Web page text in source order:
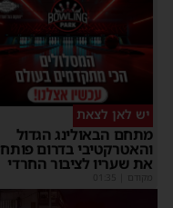
יש לאן לצאת
מתחם הבאולינג הגדול
והאטרקטיבי בדרום פותח
את שעריו לציבור החרדי
מקודם